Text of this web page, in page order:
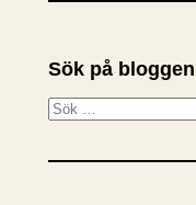
Sök på bloggen
S
k